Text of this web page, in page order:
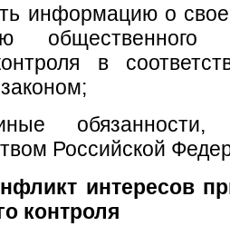
информацию о
в
обязанности,
Российской
интересов
контроля